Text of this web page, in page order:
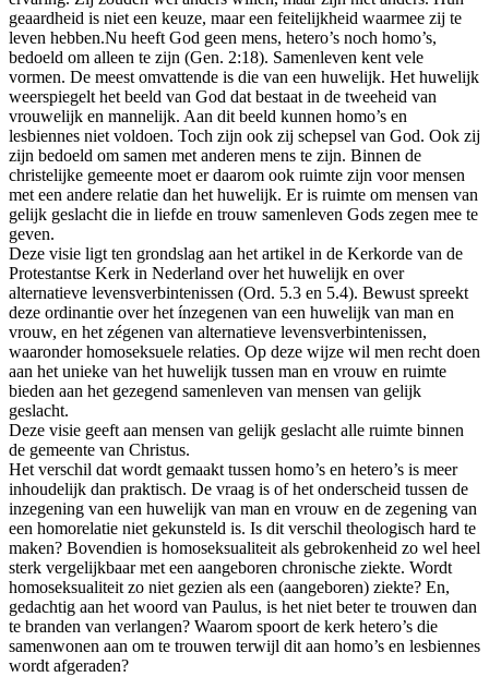
geaardheid is niet een keuze, maar een feitelijkheid waarmee zij te
leven hebben.Nu heeft God geen mens, hetero’s noch homo’s,
bedoeld om alleen te zijn (Gen. 2:18). Samenleven kent vele
vormen. De meest omvattende is die van een huwelijk. Het huwelijk
weerspiegelt het beeld van God dat bestaat in de tweeheid van
vrouwelijk en mannelijk. Aan dit beeld kunnen homo’s en
lesbiennes niet voldoen. Toch zijn ook zij schepsel van God. Ook zij
zijn bedoeld om samen met anderen mens te zijn. Binnen de
christelijke gemeente moet er daarom ook ruimte zijn voor mensen
met een andere relatie dan het huwelijk. Er is ruimte om mensen van
gelijk geslacht die in liefde en trouw samenleven Gods zegen mee te
geven.
Deze visie ligt ten grondslag aan het artikel in de Kerkorde van de
Protestantse Kerk in Nederland over het huwelijk en over
alternatieve levensverbintenissen (Ord. 5.3 en 5.4). Bewust spreekt
deze ordinantie over het ínzegenen van een huwelijk van man en
vrouw, en het zégenen van alternatieve levensverbintenissen,
waaronder homoseksuele relaties. Op deze wijze wil men recht doen
aan het unieke van het huwelijk tussen man en vrouw en ruimte
bieden aan het gezegend samenleven van mensen van gelijk
geslacht.
Deze visie geeft aan mensen van gelijk geslacht alle ruimte binnen
de gemeente van Christus.
Het verschil dat wordt gemaakt tussen homo’s en hetero’s is meer
inhoudelijk dan praktisch. De vraag is of het onderscheid tussen de
inzegening van een huwelijk van man en vrouw en de zegening van
een homorelatie niet gekunsteld is. Is dit verschil theologisch hard te
maken? Bovendien is homoseksualiteit als gebrokenheid zo wel heel
sterk vergelijkbaar met een aangeboren chronische ziekte. Wordt
homoseksualiteit zo niet gezien als een (aangeboren) ziekte? En,
gedachtig aan het woord van Paulus, is het niet beter te trouwen dan
te branden van verlangen? Waarom spoort de kerk hetero’s die
samenwonen aan om te trouwen terwijl dit aan homo’s en lesbiennes
wordt afgeraden?